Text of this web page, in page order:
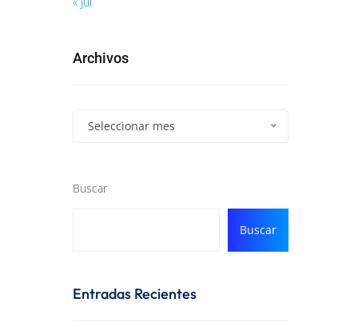
Archivos
Seleccionar mes
Buscar
Buscar
Entradas Recientes